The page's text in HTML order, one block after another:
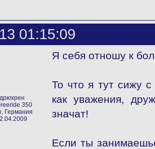
01:15:09
350
Германия
Я себя отношу к
То что я тут сижу
как уважения,
значат!
Если ты